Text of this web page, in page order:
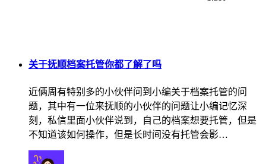
关于抚顺档案托管你都了解了吗
近俩周有特别多的小伙伴问到小编关于档案托管的问
题，其中有一位来抚顺的小伙伴的问题让小编记忆深
刻，私信里面小伙伴说到，自己的档案想要托管，但是
不知道该如何操作，但是长时间没有托管会影…